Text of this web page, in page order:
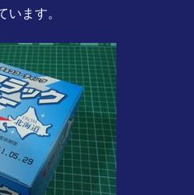
います。